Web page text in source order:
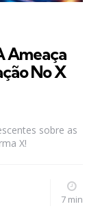
Ameaça
No X
sobre as
X!
7 min